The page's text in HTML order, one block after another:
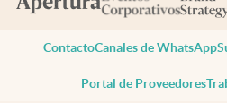
ContactoCanales de WhatsApp
Portal de Proveedores